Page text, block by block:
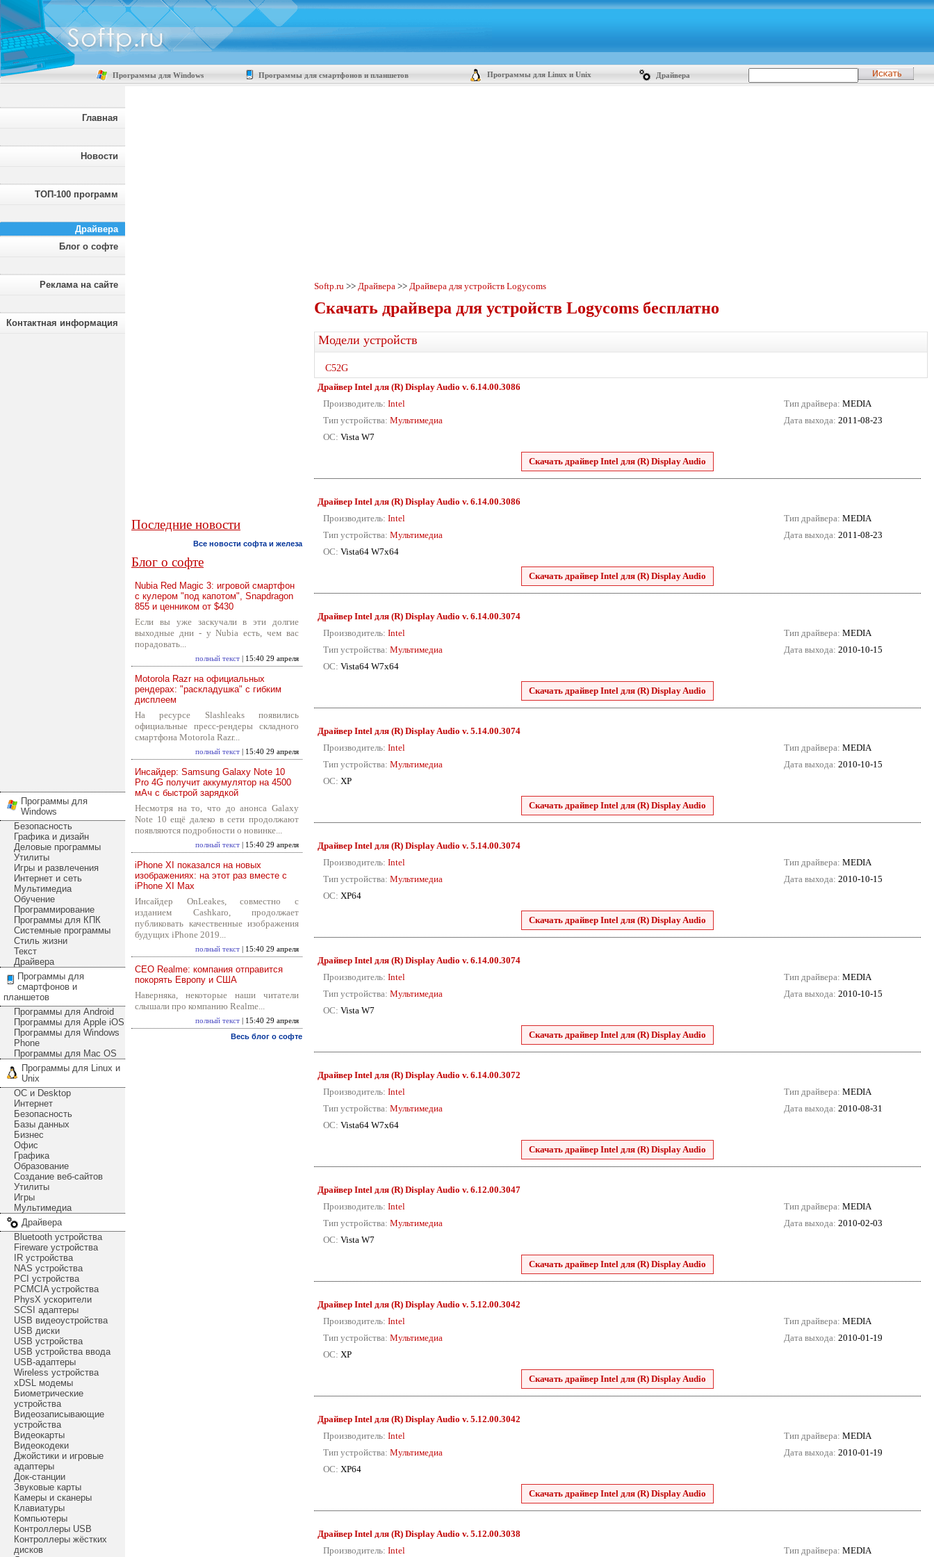
Программы для Windows Программы для смартфонов и планшетов Программы для Linux и Unix Драйвера
Главная
Новости
ТОП-100 программ
Драйвера
Блог о софте
Реклама на сайте
Контактная информация
Программы для
Windows
Безопасность
Графика и дизайн
Деловые программы
Утилиты
Игры и развлечения
Интернет и сеть
Мультимедиа
Обучение
Программирование
Программы для КПК
Системные программы
Стиль жизни
Текст
Драйвера
Программы для
смартфонов и
планшетов
Программы для Android
Программы для Apple iOS
Программы для Windows
Phone
Программы для Mac OS
Программы для Linux и
Unix
ОС и Desktop
Интернет
Безопасность
Базы данных
Бизнес
Офис
Графика
Образование
Создание веб-сайтов
Утилиты
Игры
Мультимедиа
Драйвера
Bluetooth устройства
Fireware устройства
IR устройства
NAS устройства
PCI устройства
PCMCIA устройства
PhysX ускорители
SCSI адаптеры
USB видеоустройства
USB диски
USB устройства
USB устройства ввода
USB-адаптеры
Wireless устройства
xDSL модемы
Биометрические
устройства
Видеозаписывающие
устройства
Видеокарты
Видеокодеки
Джойстики и игровые
адаптеры
Док-станции
Звуковые карты
Камеры и сканеры
Клавиатуры
Компьютеры
Контроллеры USB
Контроллеры жёстких
дисков
Последние новости
Все новости софта и железа
Блог о софте
Nubia Red Magic 3: игровой смартфон
с кулером "под капотом", Snapdragon
855 и ценником от $430
Если вы уже заскучали в эти долгие
выходные дни - у Nubia есть, чем вас
порадовать...
полный текст | 15:40 29 апреля
Motorola Razr на официальных
рендерах: "раскладушка" с гибким
дисплеем
На ресурсе Slashleaks появились
официальные пресс-рендеры складного
смартфона Motorola Razr...
полный текст | 15:40 29 апреля
Инсайдер: Samsung Galaxy Note 10
Pro 4G получит аккумулятор на 4500
мАч с быстрой зарядкой
Несмотря на то, что до анонса Galaxy
Note 10 ещё далеко в сети продолжают
появляются подробности о новинке...
полный текст | 15:40 29 апреля
iPhone XI показался на новых
изображениях: на этот раз вместе с
iPhone XI Max
Инсайдер OnLeakes, совместно с
изданием Cashkaro, продолжает
публиковать качественные изображения
будущих iPhone 2019...
полный текст | 15:40 29 апреля
CEO Realme: компания отправится
покорять Европу и США
Наверняка, некоторые наши читатели
слышали про компанию Realme...
полный текст | 15:40 29 апреля
Весь блог о софте
Softp.ru >> Драйвера >> Драйвера для устройств Logycoms
Скачать драйвера для устройств Logycoms бесплатно
Модели устройств
C52G
Драйвер Intel для (R) Display Audio v. 6.14.00.3086
Производитель: Intel
Тип устройства: Мультимедиа
ОС: Vista W7
Тип драйвера: MEDIA
Дата выхода: 2011-08-23
Скачать драйвер Intel для (R) Display Audio
Драйвер Intel для (R) Display Audio v. 6.14.00.3086
Производитель: Intel
Тип устройства: Мультимедиа
ОС: Vista64 W7x64
Тип драйвера: MEDIA
Дата выхода: 2011-08-23
Скачать драйвер Intel для (R) Display Audio
Драйвер Intel для (R) Display Audio v. 6.14.00.3074
Производитель: Intel
Тип устройства: Мультимедиа
ОС: Vista64 W7x64
Тип драйвера: MEDIA
Дата выхода: 2010-10-15
Скачать драйвер Intel для (R) Display Audio
Драйвер Intel для (R) Display Audio v. 5.14.00.3074
Производитель: Intel
Тип устройства: Мультимедиа
ОС: XP
Тип драйвера: MEDIA
Дата выхода: 2010-10-15
Скачать драйвер Intel для (R) Display Audio
Драйвер Intel для (R) Display Audio v. 5.14.00.3074
Производитель: Intel
Тип устройства: Мультимедиа
ОС: XP64
Тип драйвера: MEDIA
Дата выхода: 2010-10-15
Скачать драйвер Intel для (R) Display Audio
Драйвер Intel для (R) Display Audio v. 6.14.00.3074
Производитель: Intel
Тип устройства: Мультимедиа
ОС: Vista W7
Тип драйвера: MEDIA
Дата выхода: 2010-10-15
Скачать драйвер Intel для (R) Display Audio
Драйвер Intel для (R) Display Audio v. 6.14.00.3072
Производитель: Intel
Тип устройства: Мультимедиа
ОС: Vista64 W7x64
Тип драйвера: MEDIA
Дата выхода: 2010-08-31
Скачать драйвер Intel для (R) Display Audio
Драйвер Intel для (R) Display Audio v. 6.12.00.3047
Производитель: Intel
Тип устройства: Мультимедиа
ОС: Vista W7
Тип драйвера: MEDIA
Дата выхода: 2010-02-03
Скачать драйвер Intel для (R) Display Audio
Драйвер Intel для (R) Display Audio v. 5.12.00.3042
Производитель: Intel
Тип устройства: Мультимедиа
ОС: XP
Тип драйвера: MEDIA
Дата выхода: 2010-01-19
Скачать драйвер Intel для (R) Display Audio
Драйвер Intel для (R) Display Audio v. 5.12.00.3042
Производитель: Intel
Тип устройства: Мультимедиа
ОС: XP64
Тип драйвера: MEDIA
Дата выхода: 2010-01-19
Скачать драйвер Intel для (R) Display Audio
Драйвер Intel для (R) Display Audio v. 5.12.00.3038
Производитель: Intel Тип драйвера: MEDIA